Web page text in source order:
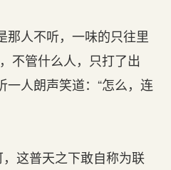
那人不听，一味的只往里
不管什么人，只打了出
一人朗声笑道：“怎么，连
这普天之下敢自称为联